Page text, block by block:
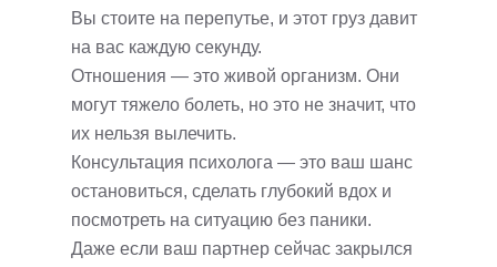
Вы стоите на перепутье, и этот груз давит
на вас каждую секунду.
Отношения — это живой организм. Они
могут тяжело болеть, но это не значит, что
их нельзя вылечить.
Консультация психолога — это ваш шанс
остановиться, сделать глубокий вдох и
посмотреть на ситуацию без паники.
Даже если ваш партнер сейчас закрылся